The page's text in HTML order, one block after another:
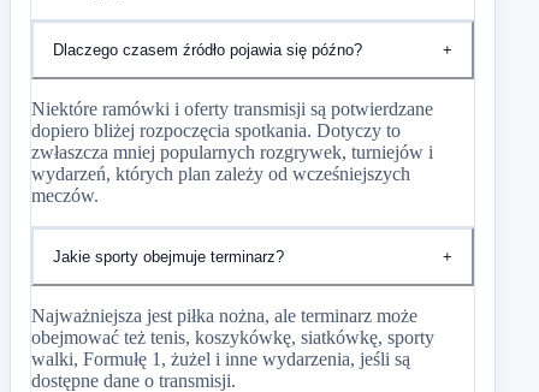
Dlaczego czasem źródło pojawia się późno? +
Niektóre ramówki i oferty transmisji są potwierdzane
dopiero bliżej rozpoczęcia spotkania. Dotyczy to
zwłaszcza mniej popularnych rozgrywek, turniejów i
wydarzeń, których plan zależy od wcześniejszych
meczów.
Jakie sporty obejmuje terminarz? +
Najważniejsza jest piłka nożna, ale terminarz może
obejmować też tenis, koszykówkę, siatkówkę, sporty
walki, Formułę 1, żużel i inne wydarzenia, jeśli są
dostępne dane o transmisji.